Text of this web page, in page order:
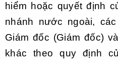
hiểm hoặc quyết định
nhánh nước ngoài,
Giám đốc (Giám đốc)
khác theo quy định